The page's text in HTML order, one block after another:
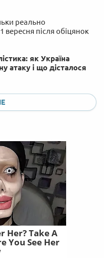
реально
вересня після обіцянок
як Україна
атаку і що дісталося
Her? Take A
You See Her